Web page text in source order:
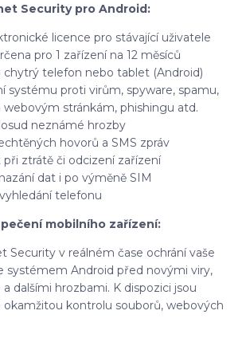
Security pro Android:
licence pro stávající uživatele
pro 1 zařízení na 12 měsíců
chytrý telefon nebo tablet (Android)
systému proti virům, spyware, spamu,
stránkám, phishingu atd.
neznámé hrozby
hovorů a SMS zpráv
při ztrátě či odcizení zařízení
dat i po výměně SIM
telefonu
mobilního zařízení:
Security v reálném čase ochrání vaše
systémem Android před novými viry,
dalšími hrozbami. K dispozici jsou
okamžitou kontrolu souborů, webových